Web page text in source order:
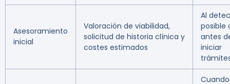
Asesoramiento
inicial
Valoración de viabilidad,
solicitud de historia clínica y
costes estimados
Al
posible
antes
iniciar